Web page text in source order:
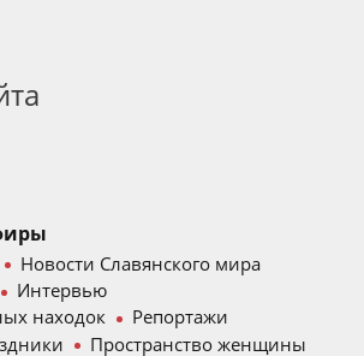
Новости Славянского мира
Интервью
находок
Репортажи
Пространство женщины